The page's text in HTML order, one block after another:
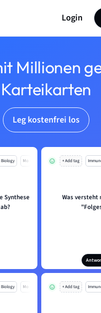
Login
Millionen
Karteikarten
Leg kostenfrei los
Biology Mo
Synthese
+ Add tag
Was versteht
Biology Mo + Add tag